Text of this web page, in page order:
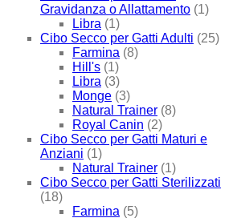
Gravidanza o Allattamento (1)
Libra (1)
Cibo Secco per Gatti Adulti (25)
Farmina (8)
Hill's (1)
Libra (3)
Monge (3)
Natural Trainer (8)
Royal Canin (2)
Cibo Secco per Gatti Maturi e
Anziani (1)
Natural Trainer (1)
Cibo Secco per Gatti Sterilizzati
(18)
Farmina (5)